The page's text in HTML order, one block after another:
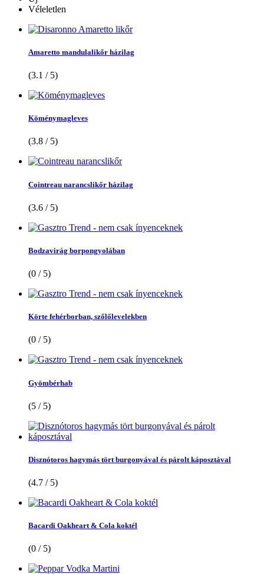
Véleletlen
Amaretto mandulalikőr házilag
(3.1 / 5)
Köménymagleves
(3.8 / 5)
Cointreau narancslikőr házilag
(3.6 / 5)
Bodzavirág borpongyolában
(0 / 5)
Körte fehérborban, szőlőlevelekben
(0 / 5)
Gyömbérhab
(5 / 5)
Disznótoros hagymás tört burgonyával és párolt káposztával
(4.7 / 5)
Bacardi Oakheart & Cola koktél
(0 / 5)